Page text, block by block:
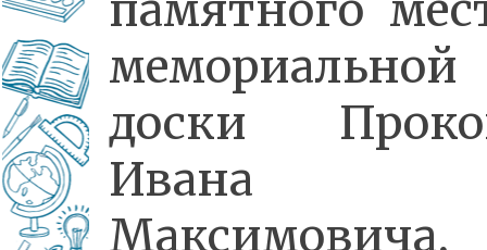
мемориальной
доски
Ивана
Максимовича,